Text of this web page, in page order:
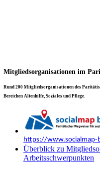
Mitgliedsorganisationen im
Rund 200 Mitgliedsorganisationen des
Bereichen Altenhilfe, Soziales und Pflege.
https://www.socialmap-
Überblick zu
Arbeitsschwerpunkten